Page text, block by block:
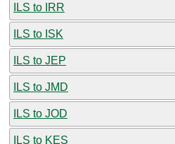
ILS to IRR
ILS to ISK
ILS to JEP
ILS to JMD
ILS to JOD
ILS to KES